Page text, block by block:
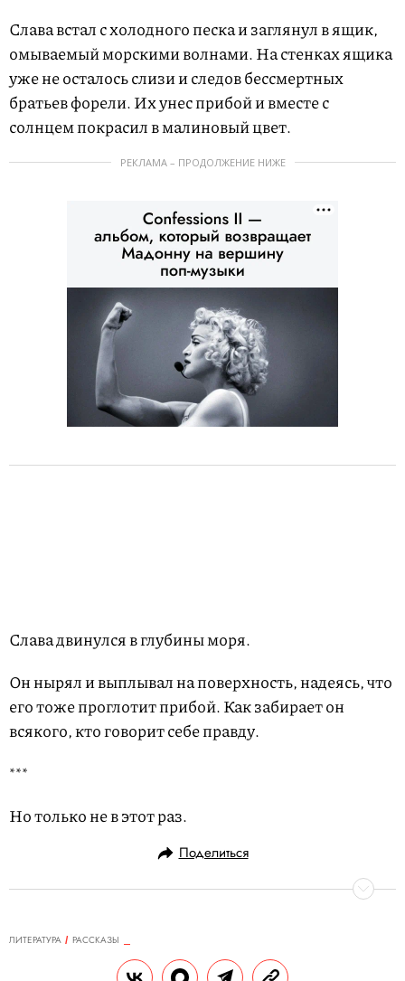
Слава встал с холодного песка и заглянул в ящик,
омываемый морскими волнами. На стенках ящика
уже не осталось слизи и следов бессмертных
братьев форели. Их унес прибой и вместе с
солнцем покрасил в малиновый цвет.
РЕКЛАМА – ПРОДОЛЖЕНИЕ НИЖЕ
Слава двинулся в глубины моря.
Он нырял и выплывал на поверхность, надеясь, что
его тоже проглотит прибой. Как забирает он
всякого, кто говорит себе правду.
***
Но только не в этот раз.
Поделиться
ЛИТЕРАТУРА
РАССКАЗЫ